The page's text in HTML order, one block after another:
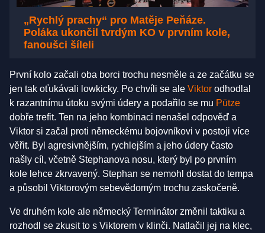
„Rychlý prachy“ pro Matěje Peňáze.
Poláka ukončil tvrdým KO v prvním kole,
fanoušci šíleli
První kolo začali oba borci trochu nesměle a ze začátku se
jen tak oťukávali lowkicky. Po chvíli se ale Viktor odhodlal
k razantnímu útoku svými údery a podařilo se mu Pütze
dobře trefit. Ten na jeho kombinaci nenašel odpověď a
Viktor si začal proti německému bojovníkovi v postoji více
věřit. Byl agresivnějším, rychlejším a jeho údery často
našly cíl, včetně Stephanova nosu, který byl po prvním
kole lehce zkrvavený. Stephan se nemohl dostat do tempa
a působil Viktorovým sebevědomým trochu zaskočeně.
Ve druhém kole ale německý Terminátor změnil taktiku a
rozhodl se zkusit to s Viktorem v klinči. Natlačil jej na klec,